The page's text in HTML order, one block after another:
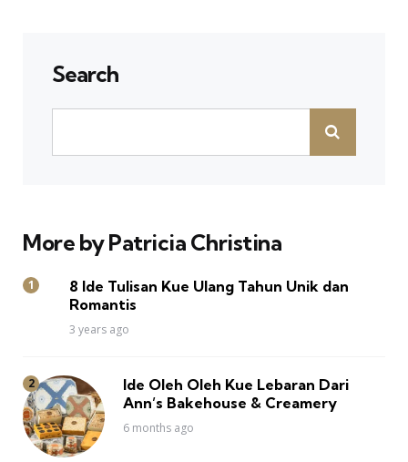
Search
More by Patricia Christina
8 Ide Tulisan Kue Ulang Tahun Unik dan
Romantis
3 years ago
Ide Oleh Oleh Kue Lebaran Dari
Ann’s Bakehouse & Creamery
6 months ago